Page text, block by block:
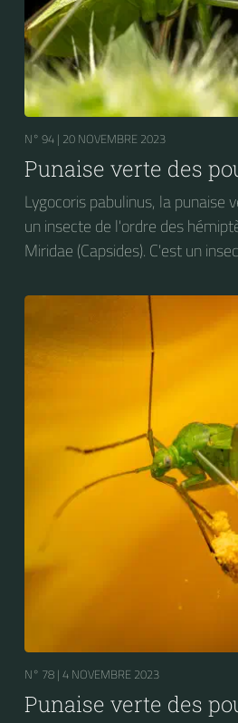
N° 94 | 20 NOVEMBRE 2023
Punaise verte des
Lygocoris pabulinus, la punaise
un insecte de l'ordre des
Miridae (Capsides). C'est un
végétales, dont les arbres
maraîchères : pomme de terre,
plantes ornementales : dahlias,
rosiers, ainsi que la luzerne et le
N° 78 | 4 NOVEMBRE 2023
Punaise verte des